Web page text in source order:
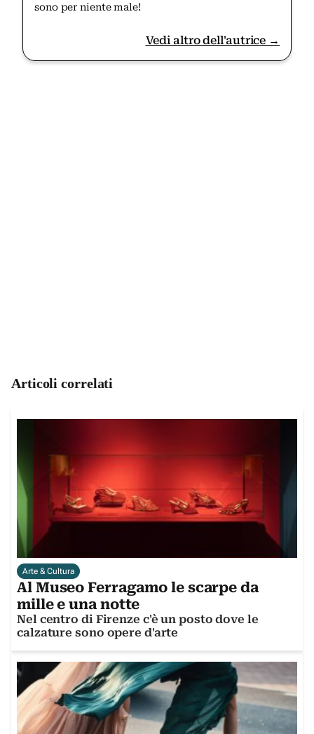
sono per niente male!
Vedi altro dell'autrice →
Articoli correlati
Arte & Cultura
Al Museo Ferragamo le scarpe da
mille e una notte
Nel centro di Firenze c'è un posto dove le
calzature sono opere d'arte